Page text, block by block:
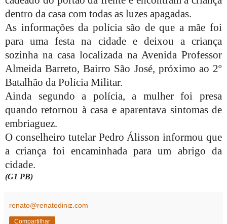
dentro da casa com todas as luzes apagadas.
As informações da polícia são de que a mãe foi
para uma festa na cidade e deixou a criança
sozinha na casa localizada na Avenida Professor
Almeida Barreto, Bairro São José, próximo ao 2º
Batalhão da Polícia Militar.
Ainda segundo a polícia, a mulher foi presa
quando retornou à casa e aparentava sintomas de
embriaguez.
O conselheiro tutelar Pedro Álisson informou que
a criança foi encaminhada para um abrigo da
cidade.
(G1 PB)
renato@renatodiniz.com
Compartilhar